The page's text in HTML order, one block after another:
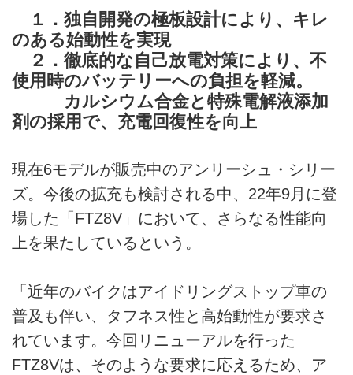
１．独自開発の極板設計により、キレ
のある始動性を実現
２．徹底的な自己放電対策により、不
使用時のバッテリーへの負担を軽減。
カルシウム合金と特殊電解液添加
剤の採用で、充電回復性を向上
現在6モデルが販売中のアンリーシュ・シリー
ズ。今後の拡充も検討される中、22年9月に登
場した「FTZ8V」において、さらなる性能向
上を果たしているという。
「近年のバイクはアイドリングストップ車の
普及も伴い、タフネス性と高始動性が要求さ
れています。今回リニューアルを行った
FTZ8Vは、そのような要求に応えるため、ア